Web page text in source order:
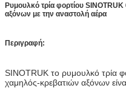
Ρυμουλκό τρία φορτίου
αξόνων με την αναστολή αέρα
Περιγραφή:
SINOTRUK το ρυμουλκό τρία
χαμηλός-κρεβατιών αξόνων